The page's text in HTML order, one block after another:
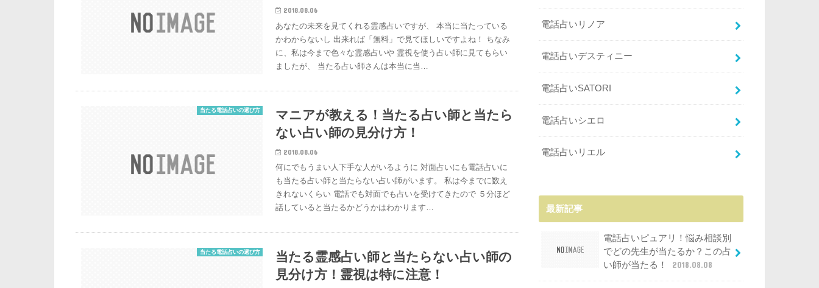
2018.08.06
あなたの未来を見てくれる霊感占いですが、 本当に当たっている
かわからないし 出来れば「無料」で見てほしいですよね！ ちなみ
に、私は今まで色々な霊感占いや 霊視を使う占い師に見てもらい
ましたが、 当たる占い師さんは本当に当…
当たる電話占いの選び方
マニアが教える！当たる占い師と当たら
ない占い師の見分け方！
2018.08.06
何にでもうまい人下手な人がいるように 対面占いにも電話占いに
も当たる占い師と当たらない占い師がいます。 私は今までに数え
きれないくらい 電話でも対面でも占いを受けてきたので ５分ほど
話していると当たるかどうかはわかります…
当たる電話占いの選び方
当たる霊感占い師と当たらない占い師の
見分け方！霊視は特に注意！
電話占いリノア
電話占いデスティニー
電話占いSATORI
電話占いシエロ
電話占いリエル
最新記事
電話占いピュアリ！悩み相談別
でどの先生が当たるか？この占
い師が当たる！
2018.08.08